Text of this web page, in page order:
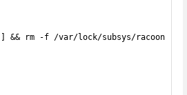
&& rm -f /var/lock/subsys/racoon